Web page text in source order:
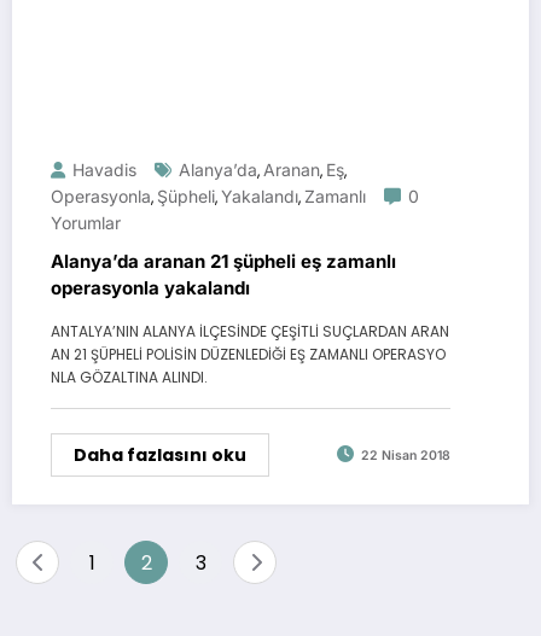
Havadis Alanya’da, Aranan, Eş,
Operasyonla, Şüpheli,Yakalandı,Zamanlı
0
Yorumlar
Alanya’da aranan 21 şüpheli eş zamanlı
operasyonla yakalandı
ANTALYA’NIN ALANYA İLÇESİNDE ÇEŞİTLİ SUÇLARDAN ARAN
AN 21 ŞÜPHELİ POLİSİN DÜZENLEDİĞİ EŞ ZAMANLI OPERASYO
NLA GÖZALTINA ALINDI.
Daha fazlasını oku 22 Nisan 2018
Yazı
1 2 3